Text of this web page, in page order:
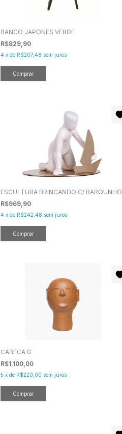
BANCO JAPONES VERDE
R$829,90
4 xde R$207,48 sem juros
ESCULTURA BRINCANDO C/ BARQUNHO
R$969,90
4 xde R$242,48 sem juros
CABECA G
R$1.100,00
5 xde R$220,00 sem juros